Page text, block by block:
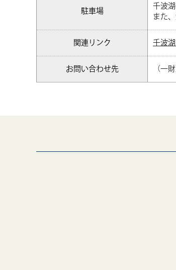
駐車場 千波
また
関連リンク 千波
お問い合わせ先 （一